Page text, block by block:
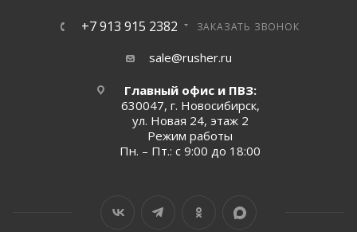
+7 913 915 2382 ЗАКАЗАТЬ ЗВОНОК
sale@rusher.ru
Главный офис и ПВЗ:
630047, г. Новосибирск,
ул. Новая 24, этаж 2
Режим работы
Пн. – Пт.: с 9:00 до 18:00